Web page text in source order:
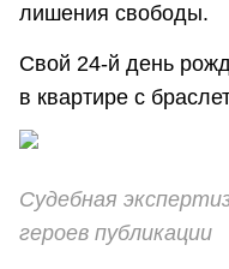
лишения свободы.
Свой 24-й день
в квартире с
Судебная
героев публикации